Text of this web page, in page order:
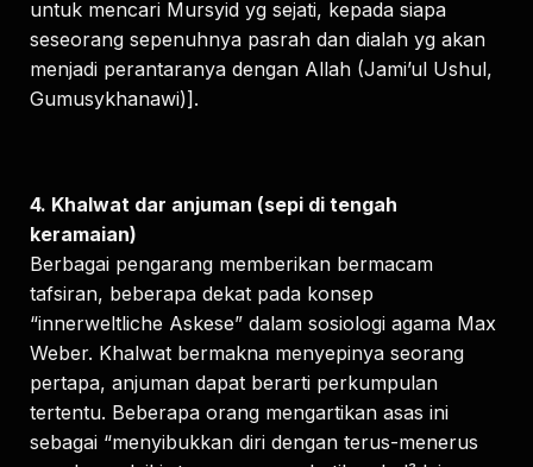
untuk mencari Mursyid yg sejati, kepada siapa
seseorang sepenuhnya pasrah dan dialah yg akan
menjadi perantaranya dengan Allah (Jami’ul Ushul,
Gumusykhanawi)].
4. Khalwat dar anjuman (sepi di tengah
keramaian)
Berbagai pengarang memberikan bermacam
tafsiran, beberapa dekat pada konsep
“innerweltliche Askese” dalam sosiologi agama Max
Weber. Khalwat bermakna menyepinya seorang
pertapa, anjuman dapat berarti perkumpulan
tertentu. Beberapa orang mengartikan asas ini
sebagai “menyibukkan diri dengan terus-menerus